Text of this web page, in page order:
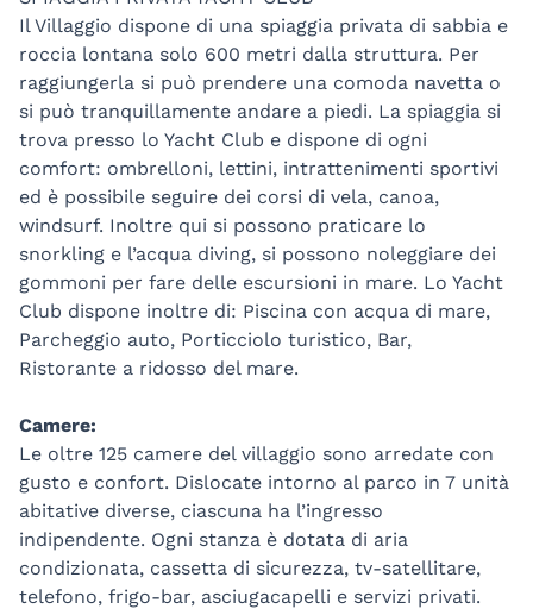
Il Villaggio dispone di una spiaggia privata di sabbia e
roccia lontana solo 600 metri dalla struttura. Per
raggiungerla si può prendere una comoda navetta o
si può tranquillamente andare a piedi. La spiaggia si
trova presso lo Yacht Club e dispone di ogni
comfort: ombrelloni, lettini, intrattenimenti sportivi
ed è possibile seguire dei corsi di vela, canoa,
windsurf. Inoltre qui si possono praticare lo
snorkling e l’acqua diving, si possono noleggiare dei
gommoni per fare delle escursioni in mare. Lo Yacht
Club dispone inoltre di: Piscina con acqua di mare,
Parcheggio auto, Porticciolo turistico, Bar,
Ristorante a ridosso del mare.
Camere:
Le oltre 125 camere del villaggio sono arredate con
gusto e confort. Dislocate intorno al parco in 7 unità
abitative diverse, ciascuna ha l’ingresso
indipendente. Ogni stanza è dotata di aria
condizionata, cassetta di sicurezza, tv-satellitare,
telefono, frigo-bar, asciugacapelli e servizi privati.